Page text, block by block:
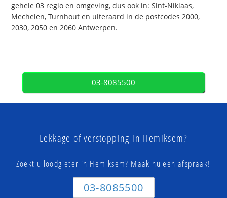
gehele 03 regio en omgeving, dus ook in: Sint-Niklaas,
Mechelen, Turnhout en uiteraard in de postcodes 2000,
2030, 2050 en 2060 Antwerpen.
03-8085500
Lekkage of verstopping in Hemiksem?
Zoekt u loodgieter in Hemiksem? Maak nu een afspraak!
03-8085500